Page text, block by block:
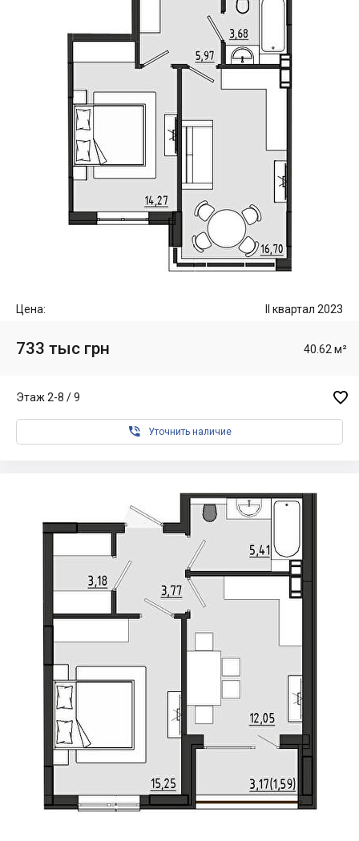
Цена: II квартал 2023
733 тыс грн 40.62 м²
Этаж 2-8 / 9 
 Уточнить наличие